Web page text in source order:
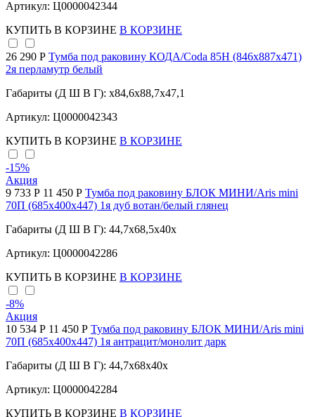
Артикул: Ц0000042344
КУПИТЬ В КОРЗИНЕ В КОРЗИНЕ
26 290 Р Тумба под раковину КОДА/Coda 85Н (846х887х471)
2я перламутр белый
Габариты (Д Ш В Г): x84,6x88,7x47,1
Артикул: Ц0000042343
КУПИТЬ В КОРЗИНЕ В КОРЗИНЕ
-15%
Акция
9 733 Р 11 450 Р Тумба под раковину БЛОК МИНИ/Aris mini
70П (685х400х447) 1я дуб вотан/белый глянец
Габариты (Д Ш В Г): 44,7x68,5x40x
Артикул: Ц0000042286
КУПИТЬ В КОРЗИНЕ В КОРЗИНЕ
-8%
Акция
10 534 Р 11 450 Р Тумба под раковину БЛОК МИНИ/Aris mini
70П (685х400х447) 1я антрацит/монолит дарк
Габариты (Д Ш В Г): 44,7x68x40x
Артикул: Ц0000042284
КУПИТЬ В КОРЗИНЕ В КОРЗИНЕ